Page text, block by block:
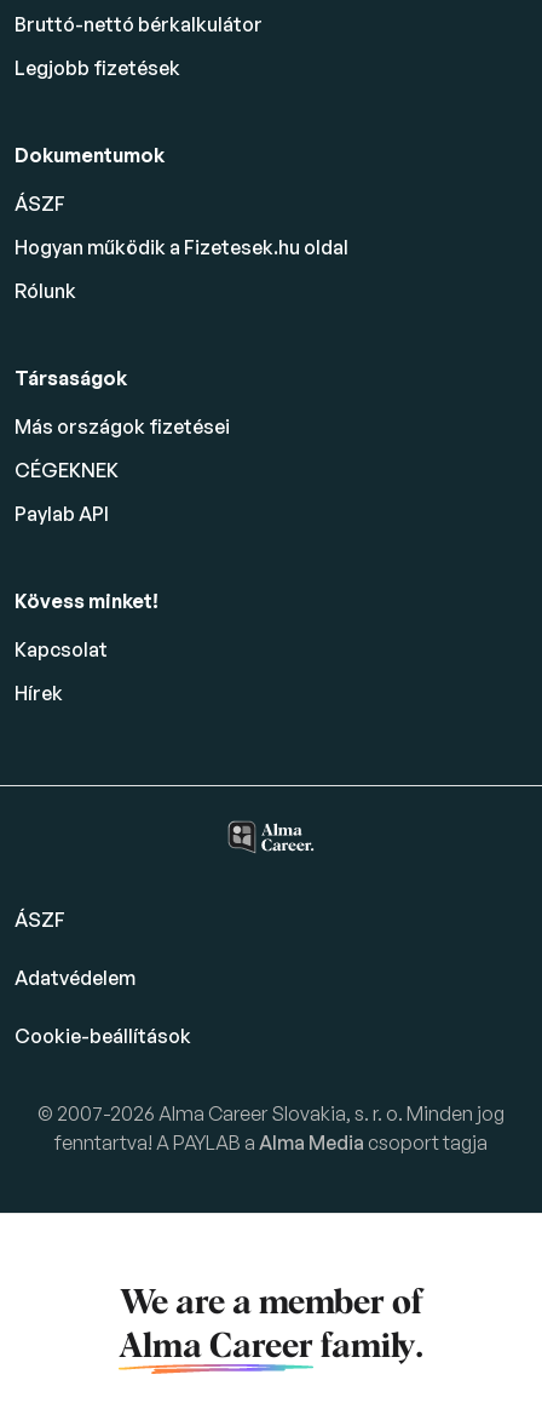
Bruttó-nettó bérkalkulátor
Legjobb fizetések
Dokumentumok
ÁSZF
Hogyan működik a Fizetesek.hu oldal
Rólunk
Társaságok
Más országok fizetései
CÉGEKNEK
Paylab API
Kövess minket!
Kapcsolat
Hírek
ÁSZF
Adatvédelem
Cookie-beállítások
© 2007-2026 Alma Career Slovakia, s. r. o. Minden jog
fenntartva! A PAYLAB a Alma Media csoport tagja
We are a member of
Alma Career family.